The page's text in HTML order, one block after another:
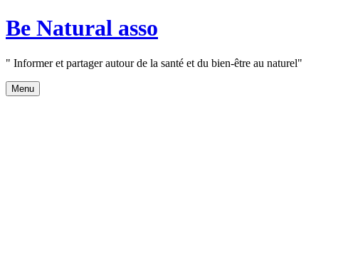
Aller
au
Be Natural asso
" Informer et partager autour de la santé et du bien-être au naturel"
Menu